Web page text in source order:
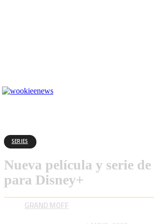
SERIES
Nueva película y serie
para Disney+
GRAND MOFF